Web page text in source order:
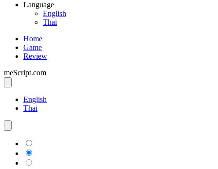
Language
English
Thai
Home
Game
Review
meScript.com
English
Thai